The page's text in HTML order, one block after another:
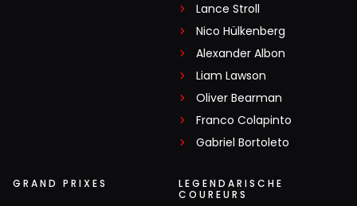
Lance Stroll
Nico Hülkenberg
Alexander Albon
Liam Lawson
Oliver Bearman
Franco Colapinto
Gabriel Bortoleto
GRAND PRIXES
LEGENDARISCHE
COUREURS